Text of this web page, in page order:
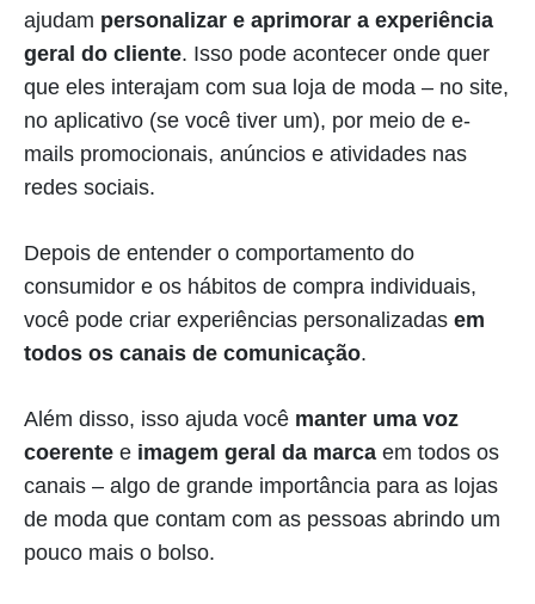
ajudam personalizar e aprimorar a experiência
geral do cliente. Isso pode acontecer onde quer
que eles interajam com sua loja de moda – no site,
no aplicativo (se você tiver um), por meio de e-
mails promocionais, anúncios e atividades nas
redes sociais.
Depois de entender o comportamento do
consumidor e os hábitos de compra individuais,
você pode criar experiências personalizadas em
todos os canais de comunicação.
Além disso, isso ajuda você manter uma voz
coerente e imagem geral da marca em todos os
canais – algo de grande importância para as lojas
de moda que contam com as pessoas abrindo um
pouco mais o bolso.